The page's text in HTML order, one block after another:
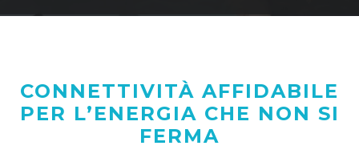
CONNETTIVITÀ AFFIDABILE
PER L’ENERGIA CHE NON SI
FERMA